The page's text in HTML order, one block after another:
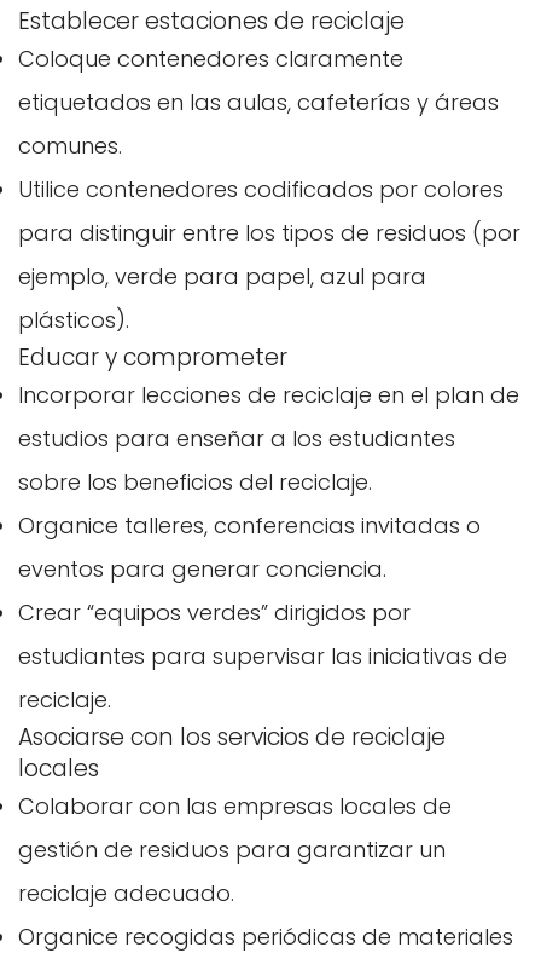
Establecer estaciones de reciclaje
Coloque contenedores claramente
etiquetados en las aulas, cafeterías y áreas
comunes.
Utilice contenedores codificados por colores
para distinguir entre los tipos de residuos (por
ejemplo, verde para papel, azul para
plásticos).
Educar y comprometer
Incorporar lecciones de reciclaje en el plan de
estudios para enseñar a los estudiantes
sobre los beneficios del reciclaje.
Organice talleres, conferencias invitadas o
eventos para generar conciencia.
Crear “equipos verdes” dirigidos por
estudiantes para supervisar las iniciativas de
reciclaje.
Asociarse con los servicios de reciclaje
locales
Colaborar con las empresas locales de
gestión de residuos para garantizar un
reciclaje adecuado.
Organice recogidas periódicas de materiales